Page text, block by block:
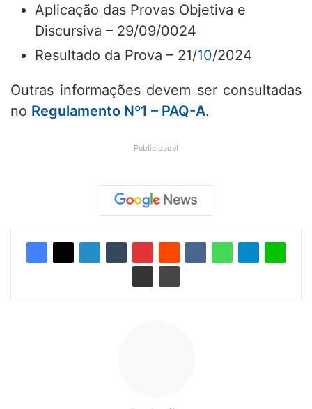
Aplicação das Provas Objetiva e
Discursiva – 29/09/0024
Resultado da Prova – 21/10/2024
Outras informações devem ser consultadas
no Regulamento Nº1 – PAQ-A.
Publicidade!